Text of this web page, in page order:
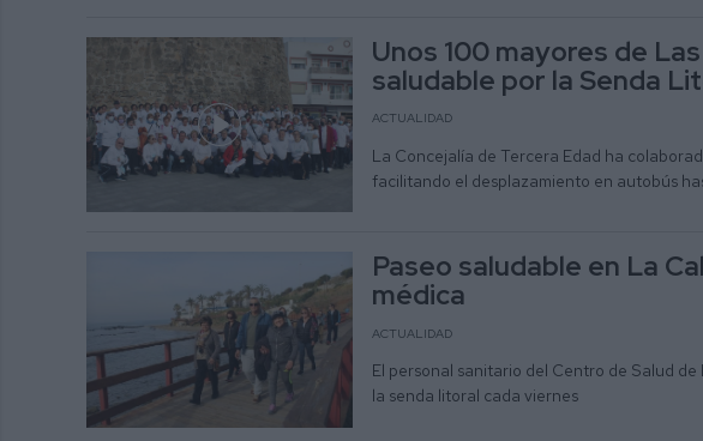
Unos 100 mayores de
saludable por la Senda
ACTUALIDAD
La Concejalía de Tercera Edad ha
facilitando el desplazamiento en autobús
Paseo saludable en La
médica
ACTUALIDAD
El personal sanitario del Centro de Salud
la senda litoral cada viernes